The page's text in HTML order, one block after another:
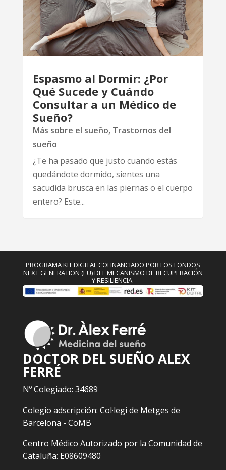
Espasmo al Dormir: ¿Por
Qué Sucede y Cuándo
Consultar a un Médico de
Sueño?
Más sobre el sueño, Trastornos del
sueño
¿Te ha pasado que justo cuando estás
quedándote dormido, sientes una
sacudida brusca en las piernas o el cuerpo
entero? Este...
PROGRAMA KIT DIGITAL COFINANCIADO POR LOS FONDOS
NEXT GENERATION (EU) DEL MECANISMO DE RECUPERACIÓN
Y RESILIENCIA.
DOCTOR DEL SUEÑO ALEX
FERRÉ
Nº Colegiado: 34689
Colegio adscripción: Col·legi de Metges de
Barcelona - CoMB
Centro Médico Autorizado por la Comunidad de
Cataluña: E08609480